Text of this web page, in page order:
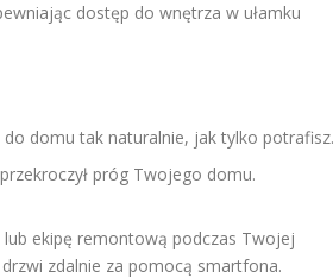
dostęp do wnętrza w ułamku
domu tak naturalnie, jak tylko potrafisz.
próg Twojego domu.
ekipę remontową podczas Twojej
zdalnie za pomocą smartfona.